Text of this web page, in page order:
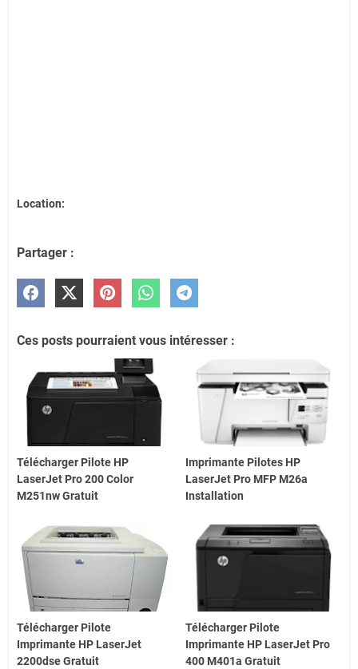
Location:
Partager :
Ces posts pourraient vous intéresser :
Télécharger Pilote HP
LaserJet Pro 200 Color
M251nw Gratuit
Imprimante Pilotes HP
LaserJet Pro MFP M26a
Installation
Télécharger Pilote
Imprimante HP LaserJet
2200dse Gratuit
Télécharger Pilote
Imprimante HP LaserJet Pro
400 M401a Gratuit